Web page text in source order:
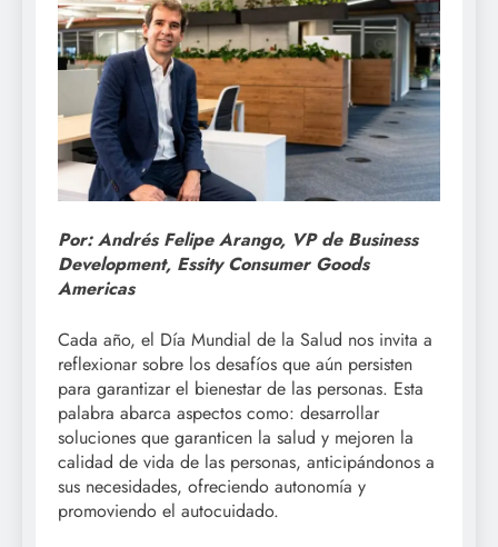
Por: Andrés Felipe Arango, VP de Business
Development, Essity Consumer Goods
Americas
Cada año, el Día Mundial de la Salud nos invita a
reflexionar sobre los desafíos que aún persisten
para garantizar el bienestar de las personas. Esta
palabra abarca aspectos como: desarrollar
soluciones que garanticen la salud y mejoren la
calidad de vida de las personas, anticipándonos a
sus necesidades, ofreciendo autonomía y
promoviendo el autocuidado.